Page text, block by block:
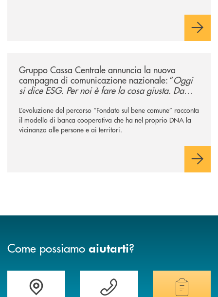
Gruppo Cassa Centrale annuncia la nuova
campagna di comunicazione nazionale: “Oggi
si dice ESG. Per noi è fare la cosa giusta. Da
L’evoluzione del percorso “Fondato sul bene comune” racconta
il modello di banca cooperativa che ha nel proprio DNA la
vicinanza alle persone e ai territori.
Come possiamo aiutarti?
Accedi all' elenco completo delle filialiVuoi avere maggiori informazioni sulla
Hai bisogno di